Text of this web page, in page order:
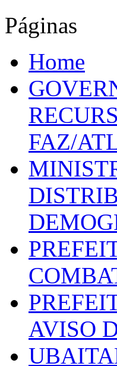
Páginas
Home
FAZ/
AVISO